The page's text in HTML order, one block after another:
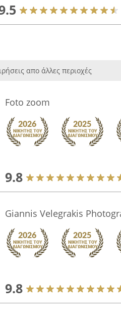
απο άλλες περιοχές
Foto zoom
9.8
Giannis Velegrakis
9.8